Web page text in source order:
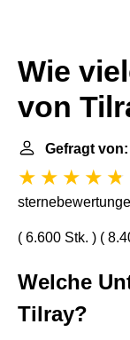
Wie
von
Gefragt
( 6.600 Stk. ) (
Welche
Tilray?